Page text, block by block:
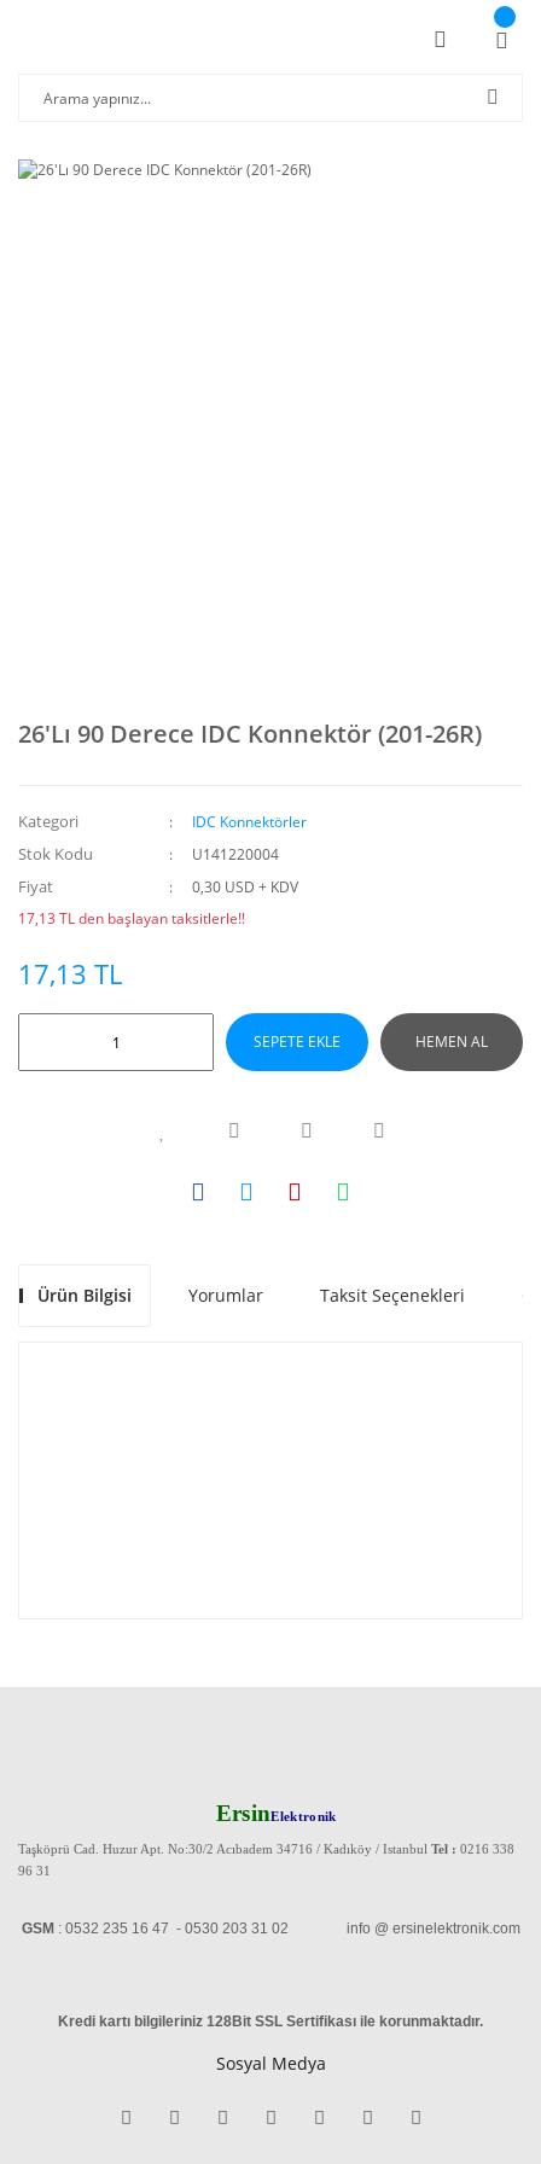
26'Lı 90 Derece IDC Konnektör (201-26R)
Kategori IDC Konnektörler
Stok Kodu U141220004
Fiyat
0,30 USD + KDV
17,13 TL den başlayan taksitlerle!!
17,13 TL
SEPETE EKLE HEMEN AL
Ürün Bilgisi Yorumlar Taksit Seçenekleri
ErsinElektronik
Taşköprü Cad. Huzur Apt. No:30/2 Acıbadem 34716 / Kadıköy / Istanbul Tel : 0216 338
96 31
GSM : 0532 235 16 47 - 0530 203 31 02 info @ ersinelektronik.com
Kredi kartı bilgileriniz 128Bit SSL Sertifikası ile korunmaktadır.
Sosyal Medya